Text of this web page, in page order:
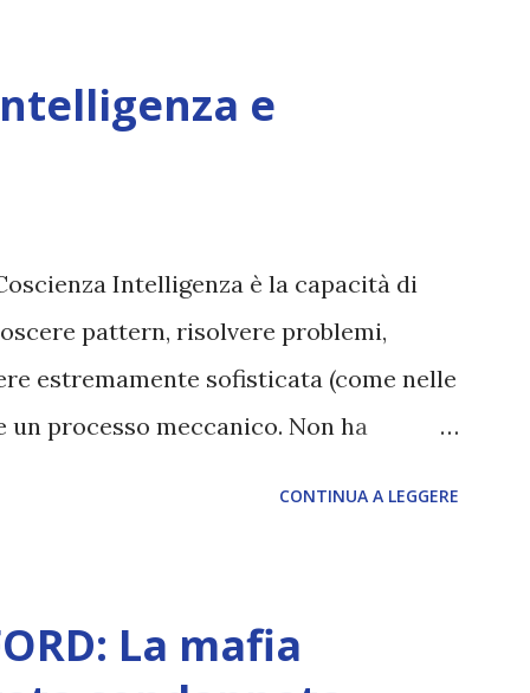
e
Intelligenza è la capacità di
pattern, risolvere problemi,
estremamente sofisticata (come nelle
processo meccanico. Non ha
scegliere per amore anche quando
CONTINUA A LEGGERE
La mafia